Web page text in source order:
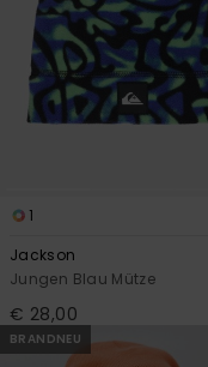
1
Jackson
Jungen Blau Mütze
€ 28,00
BRANDNEU